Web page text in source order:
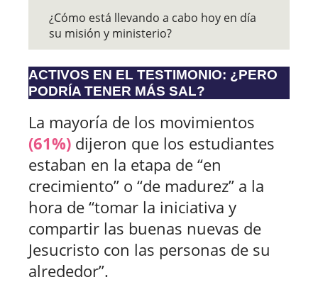
¿Cómo está llevando a cabo hoy en día
su misión y ministerio?
ACTIVOS EN EL TESTIMONIO: ¿PERO
PODRÍA TENER MÁS SAL?
La mayoría de los movimientos
(61%) dijeron que los estudiantes
estaban en la etapa de “en
crecimiento” o “de madurez” a la
hora de “tomar la iniciativa y
compartir las buenas nuevas de
Jesucristo con las personas de su
alrededor”.